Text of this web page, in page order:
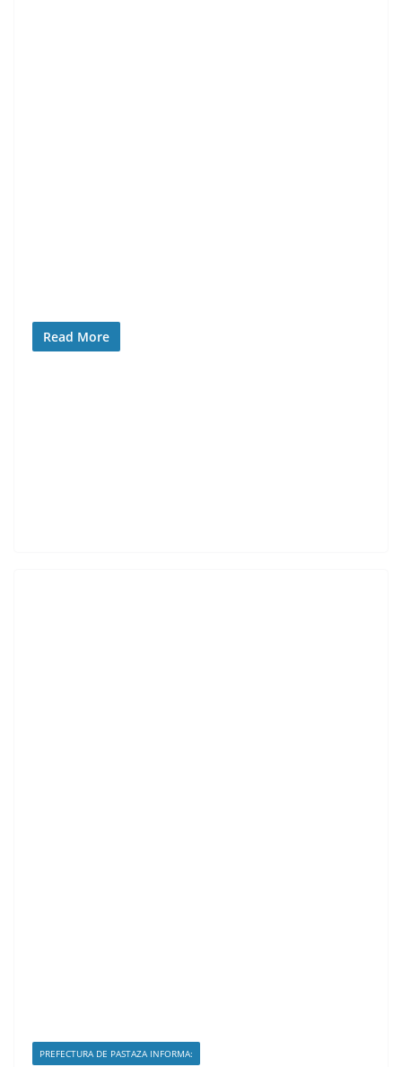
Read More
PREFECTURA DE PASTAZA INFORMA: